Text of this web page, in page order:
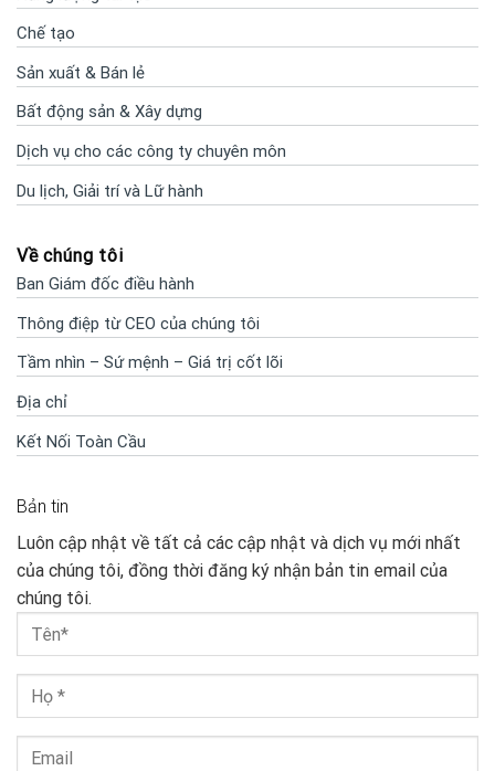
Chế tạo
Sản xuất & Bán lẻ
Bất động sản & Xây dựng
Dịch vụ cho các công ty chuyên môn
Du lịch, Giải trí và Lữ hành
Về chúng tôi
Ban Giám đốc điều hành
Thông điệp từ CEO của chúng tôi
Tầm nhìn – Sứ mệnh – Giá trị cốt lõi
Địa chỉ
Kết Nối Toàn Cầu
Bản tin
Luôn cập nhật về tất cả các cập nhật và dịch vụ mới nhất
của chúng tôi, đồng thời đăng ký nhận bản tin email của
chúng tôi.